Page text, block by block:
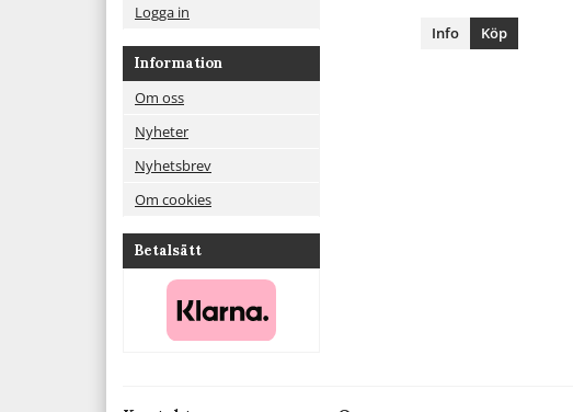
Logga in
Information
Om oss
Nyheter
Nyhetsbrev
Om cookies
Betalsätt
Info Köp